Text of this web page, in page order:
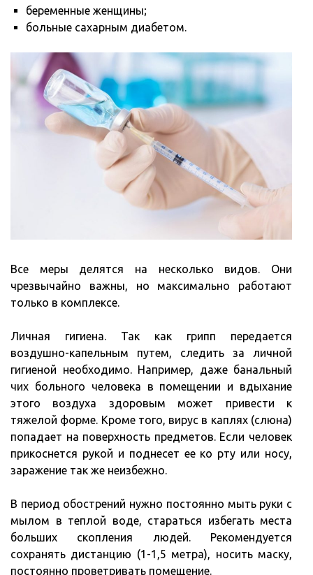
беременные женщины;
больные сахарным диабетом.
Все меры делятся на несколько видов. Они
чрезвычайно важны, но максимально работают
только в комплексе.
Личная гигиена. Так как грипп передается
воздушно-капельным путем, следить за личной
гигиеной необходимо. Например, даже банальный
чих больного человека в помещении и вдыхание
этого воздуха здоровым может привести к
тяжелой форме. Кроме того, вирус в каплях (слюна)
попадает на поверхность предметов. Если человек
прикоснется рукой и поднесет ее ко рту или носу,
заражение так же неизбежно.
В период обострений нужно постоянно мыть руки с
мылом в теплой воде, стараться избегать места
больших скопления людей. Рекомендуется
сохранять дистанцию (1-1,5 метра), носить маску,
постоянно проветривать помещение.